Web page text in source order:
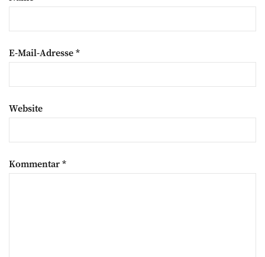
E-Mail-Adresse*
Website
Kommentar*